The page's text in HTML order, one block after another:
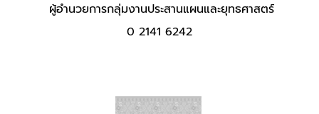
ผู้อำนวยการกลุ่มงานประสานแผนและยุทธศาสตร์
0 2141 6242